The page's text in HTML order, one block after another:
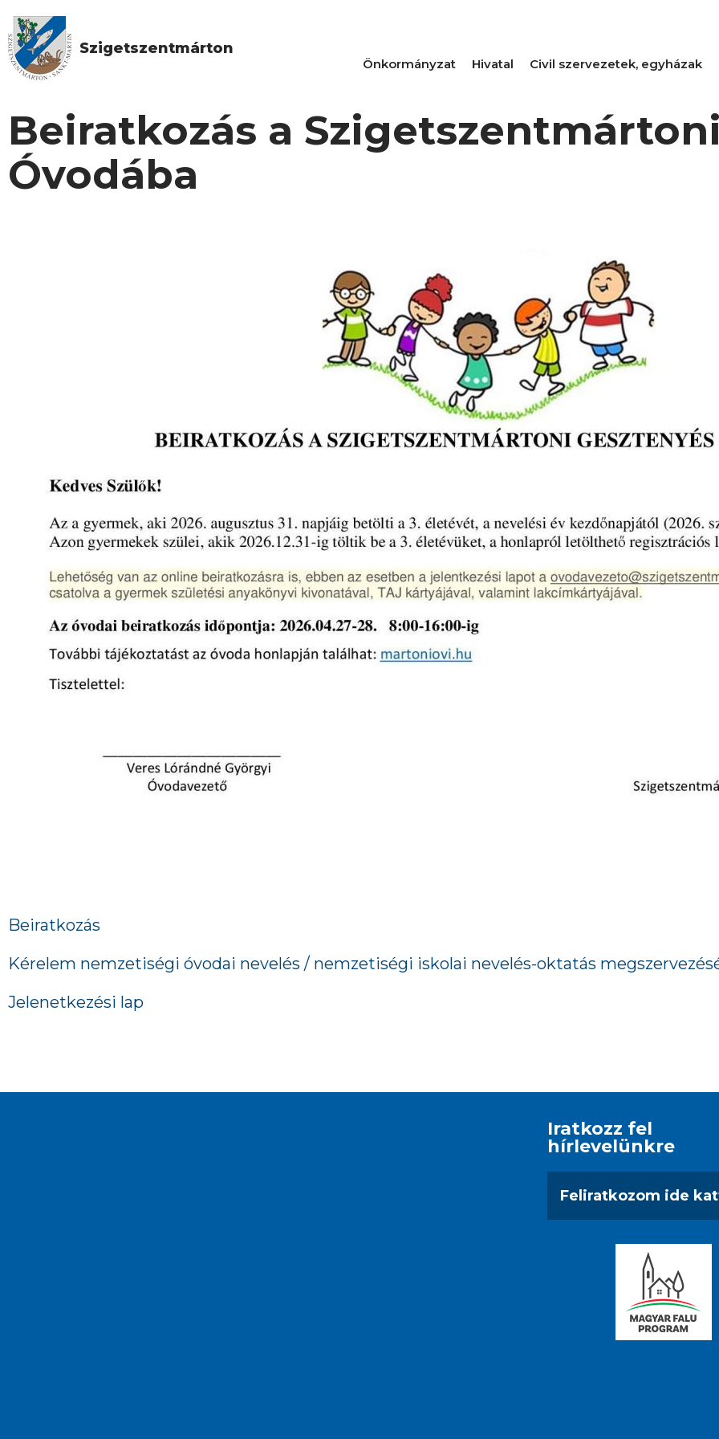
Szigetszentmárton
Önkormányzat Hivatal Civil szervezetek, egyházak
Beiratkozás a
Óvodába
Beiratkozás
Kérelem nemzetiségi óvodai nevelés / nemzetiségi iskolai nevelés-oktatás
Jelenetkezési lap
Iratkozz fel
hírlevelünkre
Feliratkozom ide